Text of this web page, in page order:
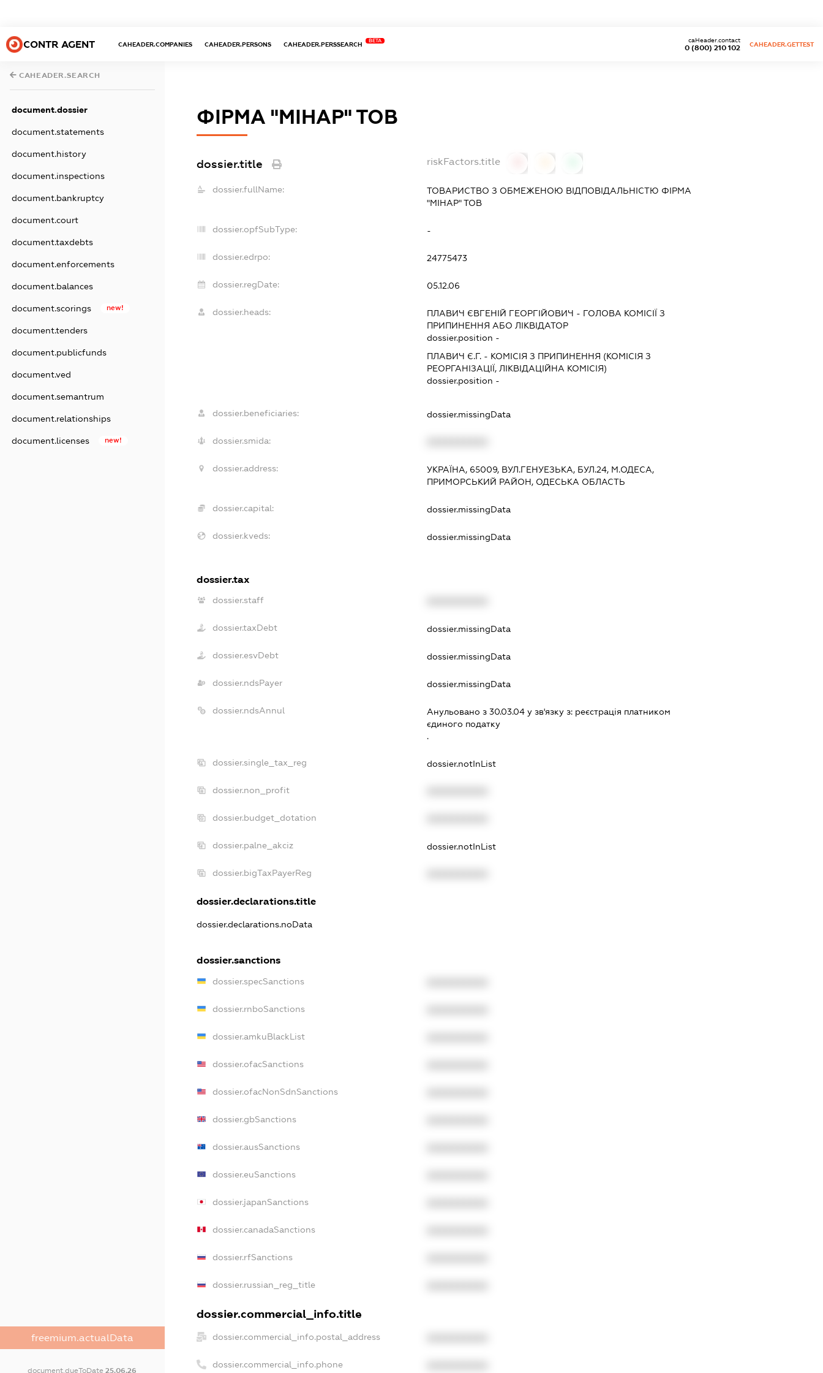
CONTR AGENT CAHEADER.COMPANIES CAHEADER.PERSONS CAHEADER.PERSSEARCH
BETA
0 (800) 210 102
caHeader.contact
CAHEADER.GETTEST
CAHEADER.SEARCH
document.dossier
document.statements
document.history
document.inspections
document.bankruptcy
document.court
document.taxdebts
document.enforcements
document.balances
document.scorings new!
document.tenders
document.publicfunds
document.ved
document.semantrum
document.relationships
document.licenses new!
freemium.actualData
document.dueToDate25.06.26
ФІРМА "МІНАР" ТОВ
dossier.title riskFactors.title
dossier.fullName:
ТОВАРИСТВО З ОБМЕЖЕНОЮ ВІДПОВІДАЛЬНІСТЮ ФІРМА
"МІНАР" ТОВ
dossier.opfSubType: -
dossier.edrpo: 24775473
dossier.regDate: 05.12.06
dossier.heads: ПЛАВИЧ ЄВГЕНІЙ ГЕОРГІЙОВИЧ - ГОЛОВА КОМІСІЇ З
ПРИПИНЕННЯ АБО ЛІКВІДАТОР
dossier.position -
ПЛАВИЧ Є.Г. - КОМІСІЯ З ПРИПИНЕННЯ (КОМІСІЯ З
РЕОРГАНІЗАЦІЇ, ЛІКВІДАЦІЙНА КОМІСІЯ)
dossier.position -
dossier.beneficiaries: dossier.missingData
dossier.smida:
dossier.address:
УКРАЇНА, 65009, ВУЛ.ГЕНУЕЗЬКА, БУЛ.24, М.ОДЕСА,
ПРИМОРСЬКИЙ РАЙОН, ОДЕСЬКА ОБЛАСТЬ
dossier.capital: dossier.missingData
dossier.kveds: dossier.missingData
dossier.tax
dossier.staff
dossier.taxDebt dossier.missingData
dossier.esvDebt dossier.missingData
dossier.ndsPayer dossier.missingData
dossier.ndsAnnul Анульовано з 30.03.04 у зв'язку з: реєстрацiя платником
єдиного податку
.
dossier.single_tax_reg dossier.notInList
dossier.non_profit
dossier.budget_dotation
dossier.palne_akciz dossier.notInList
dossier.bigTaxPayerReg
dossier.declarations.title
dossier.declarations.noData
dossier.sanctions
dossier.specSanctions
dossier.rnboSanctions
dossier.amkuBlackList
dossier.ofacSanctions
dossier.ofacNonSdnSanctions
dossier.gbSanctions
dossier.ausSanctions
dossier.euSanctions
dossier.japanSanctions
dossier.canadaSanctions
dossier.rfSanctions
dossier.russian_reg_title
dossier.commercial_info.title
dossier.commercial_info.postal_address
dossier.commercial_info.phone